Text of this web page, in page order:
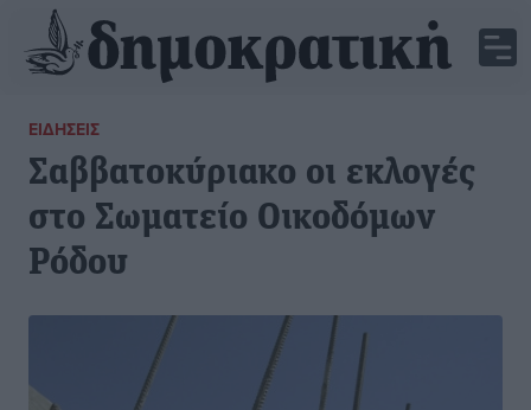
ΕΙΔΉΣΕΙΣ
Σαββατοκύριακο οι εκλογές
στο Σωματείο Οικοδόμων
Ρόδου